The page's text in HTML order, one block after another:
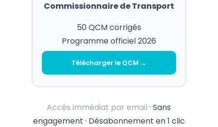
Commissionnaire de Transport
50 QCM corrigés
Programme officiel 2026
Télécharger le QCM →
Accès immédiat par email · Sans
engagement · Désabonnement en 1 clic